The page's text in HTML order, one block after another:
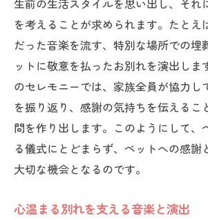
生前の生活スタイルを思い出し、それ
を考えることが求められます。たとえ
だった音楽を流す、特別な場所での埋
ットに敬意を払ったお別れを演出しま
のセレモニーでは、家族全員が協力し
を振り返り、感謝の気持ちを伝えるこ
間を作り出します。このようにして、
る儀式にとどまらず、ペットへの感謝
大切な機会となるのです。
心温まる別れを支える音楽と演出